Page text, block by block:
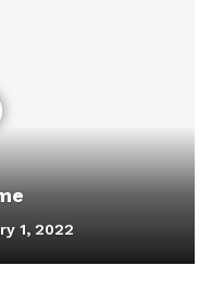
1, 2022